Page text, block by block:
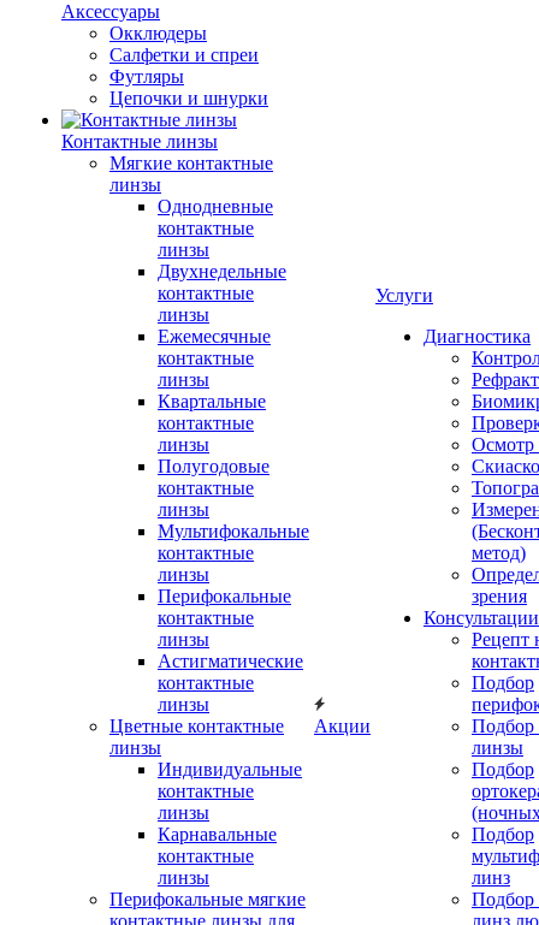
Аксессуары
Окклюдеры
Салфетки и спреи
Футляры
Цепочки и шнурки
Контактные линзы
Мягкие контактные
линзы
Однодневные
контактные
линзы
Двухнедельные
контактные
линзы
Ежемесячные
контактные
линзы
Квартальные
контактные
линзы
Полугодовые
контактные
линзы
Мультифокальные
контактные
линзы
Перифокальные
контактные
линзы
Астигматические
контактные
линзы
Цветные контактные
линзы
Индивидуальные
контактные
линзы
Карнавальные
контактные
линзы
Перифокальные мягкие
контактные линзы для
Акции
Услуги
Диагностика
Осмотр
метод)
зрения
Рецепт
Подбор
Подбор
линзы
Подбор
Подбор
линз
Подбор
линз